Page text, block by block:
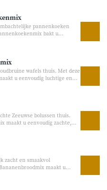
pannenkoeken
bakt u
pannenkoeken met een
van tarwebloem en
Ideaal voor een
of ouderwets lekkere
wafels thuis. Met deze
u eenvoudig luchtige en
vanillesmaak. Perfect
de koffie of als zoete traktatie
Zeeuwse bolussen thuis.
maakt u eenvoudig zachte,
en een heerlijke kleverige
klassieker die perfect is
zacht en smaakvol
maakt u
bananenbrood met echte
ontbijt, als tussendoortje of bij